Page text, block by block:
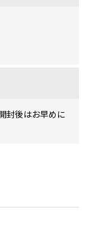
封後はお早めに